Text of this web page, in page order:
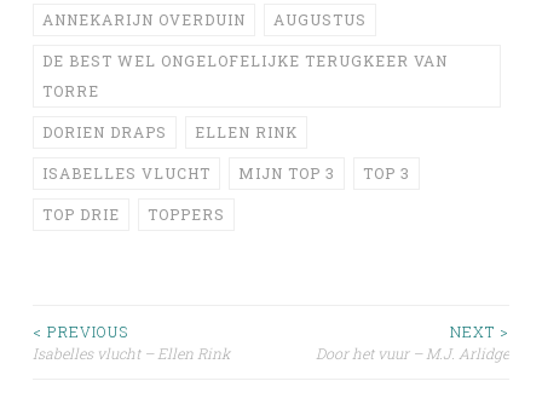
ANNEKARIJN OVERDUIN AUGUSTUS
DE BEST WEL ONGELOFELIJKE TERUGKEER VAN
TORRE
DORIEN DRAPS ELLEN RINK
ISABELLES VLUCHT MIJN TOP 3 TOP 3
TOP DRIE TOPPERS
Post
< PREVIOUS
Isabelles vlucht – Ellen Rink
NEXT >
Door het vuur – M.J. Arlidge